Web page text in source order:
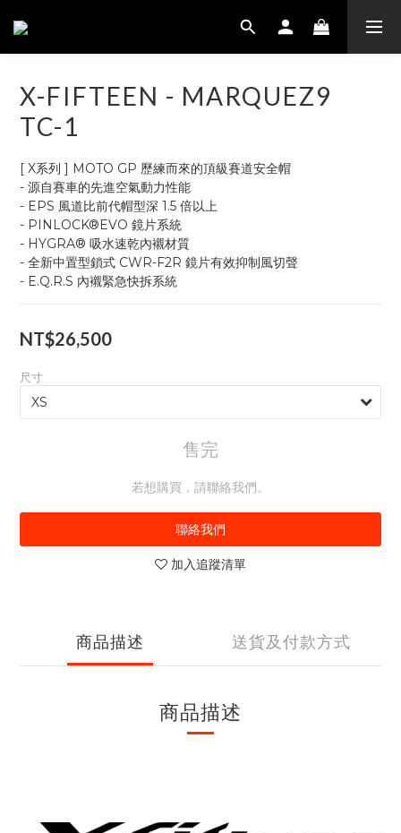
X-FIFTEEN - MARQUEZ9
TC-1
[ X系列 ] MOTO GP 歷練而來的頂級賽道安全帽
- 源自賽車的先進空氣動力性能
- EPS 風道比前代帽型深 1.5 倍以上
- PINLOCK®EVO 鏡片系統
- HYGRA® 吸水速乾內襯材質
- 全新中置型鎖式 CWR-F2R 鏡片有效抑制風切聲
- E.Q.R.S 內襯緊急快拆系統
NT$26,500
尺寸
售完
若想購買，請聯絡我們。
聯絡我們
加入追蹤清單
商品描述 送貨及付款方式
商品描述